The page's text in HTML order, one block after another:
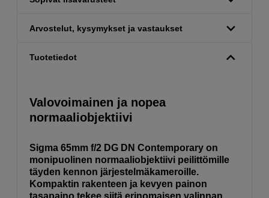
Arvostelut, kysymykset ja vastaukset
Tuotetiedot
Valovoimainen ja nopea
normaaliobjektiivi
Sigma 65mm f/2 DG DN Contemporary on
monipuolinen normaaliobjektiivi peilittömille
täyden kennon järjestelmäkameroille.
Kompaktin rakenteen ja kevyen painon